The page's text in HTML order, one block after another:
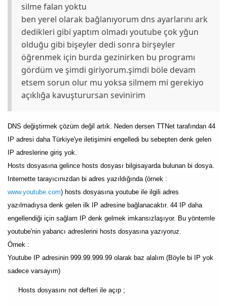
silme falan yoktu
ben yerel olarak bağlanıyorum dns ayarlarını ark
dedikleri gibi yaptım olmadı youtube çok yğun
olduğu gibi bişeyler dedi sonra birşeyler
öğrenmek için burda gezinirken bu programı
gördüm ve şimdi giriyorum.şimdi böle devam
etsem sorun olur mu yoksa silmem mi gerekiyo
açıklığa kavuşturursan sevinirim
DNS değiştirmek çözüm değil artık. Neden dersen TTNet tarafından 44
IP adresi daha Türkiye'ye iletişimini engelledi bu sebepten denk gelen
IP adreslerine giriş yok.
Hosts dosyasına gelince hosts dosyası bilgisayarda bulunan bi dosya.
Internette tarayıcınızdan bi adres yazıldığında (örnek :
www.youtube.com) hosts dosyasına youtube ile ilgili adres
yazılmadıysa denk gelen ilk IP adresine bağlanacaktır. 44 IP daha
engellendiği için sağlam IP denk gelmek imkansızlaşıyor. Bu yöntemle
youtube'nin yabancı adreslerini hosts dosyasına yazıyoruz.
Örnek :
Youtube IP adresinin 999.99.999.99 olarak baz alalım (Böyle bi IP yok
sadece varsayım)
Hosts dosyasını not defteri ile açıp ;